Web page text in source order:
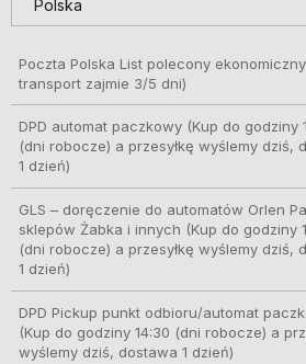
Poczta Polska List polecony ekonomiczny
transport zajmie 3/5 dni)
DPD automat paczkowy(Kup do godziny
(dni robocze) a przesyłkę wyślemy dziś,
1 dzień)
GLS – doręczenie do automatów Orlen
sklepów Żabka i innych (Kup do godziny
(dni robocze) a przesyłkę wyślemy dziś,
1 dzień)
DPD Pickup punkt odbioru/automat
(Kup do godziny 14:30 (dni robocze) a
wyślemy dziś, dostawa 1 dzień)